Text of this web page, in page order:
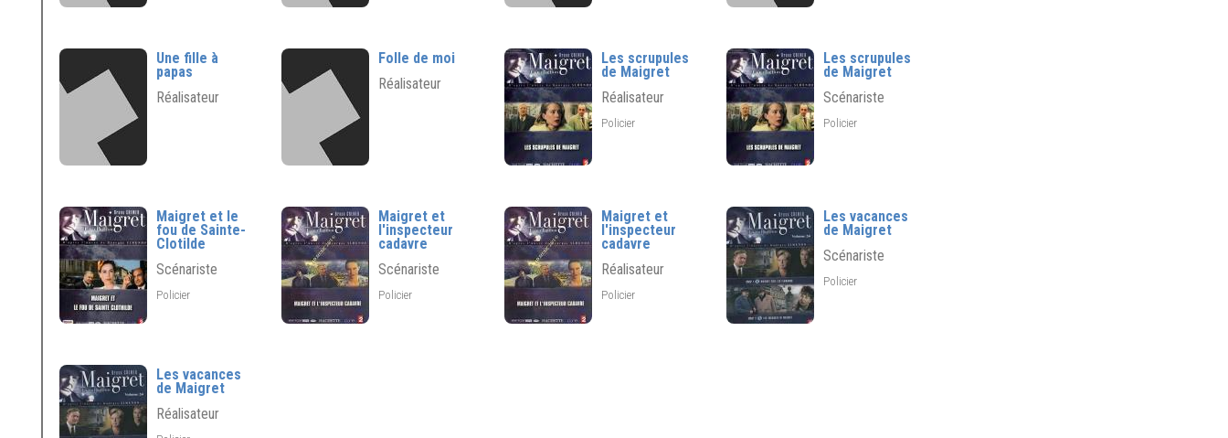
Une fille à
papas
Réalisateur
Folle de moi
Réalisateur
Les scrupules
de Maigret
Réalisateur
Policier
Les scrupules
de Maigret
Scénariste
Policier
Maigret et le
fou de Sainte-
Clotilde
Scénariste
Policier
Maigret et
l'inspecteur
cadavre
Scénariste
Policier
Maigret et
l'inspecteur
cadavre
Réalisateur
Policier
Les vacances
de Maigret
Scénariste
Policier
Les vacances
de Maigret
Réalisateur